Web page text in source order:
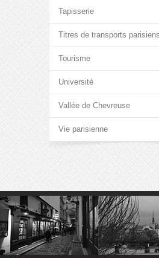
Tapisserie
Titres de transports parisiens
Tourisme
Université
Vallée de Chevreuse
Vie parisienne